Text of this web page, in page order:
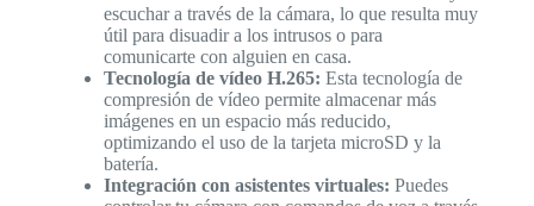
escuchar a través de la cámara, lo que resulta muy
útil para disuadir a los intrusos o para
comunicarte con alguien en casa.
Tecnología de vídeo H.265: Esta tecnología de
compresión de vídeo permite almacenar más
imágenes en un espacio más reducido,
optimizando el uso de la tarjeta microSD y la
batería.
Integración con asistentes virtuales: Puedes